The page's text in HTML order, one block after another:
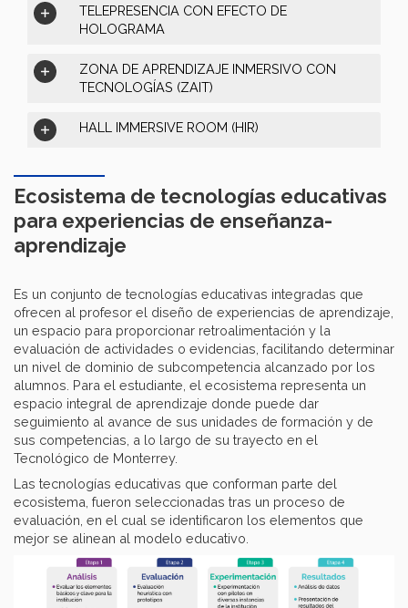
TELEPRESENCIA CON EFECTO DE
HOLOGRAMA
ZONA DE APRENDIZAJE INMERSIVO CON
TECNOLOGÍAS (ZAIT)
HALL IMMERSIVE ROOM (HIR)
Ecosistema de tecnologías educativas
para experiencias de enseñanza-
aprendizaje
Es un conjunto de tecnologías educativas integradas que
ofrecen al profesor el diseño de experiencias de aprendizaje,
un espacio para proporcionar retroalimentación y la
evaluación de actividades o evidencias, facilitando determinar
un nivel de dominio de subcompetencia alcanzado por los
alumnos. Para el estudiante, el ecosistema representa un
espacio integral de aprendizaje donde puede dar
seguimiento al avance de sus unidades de formación y de
sus competencias, a lo largo de su trayecto en el
Tecnológico de Monterrey.
Las tecnologías educativas que conforman parte del
ecosistema, fueron seleccionadas tras un proceso de
evaluación, en el cual se identificaron los elementos que
mejor se alinean al modelo educativo.